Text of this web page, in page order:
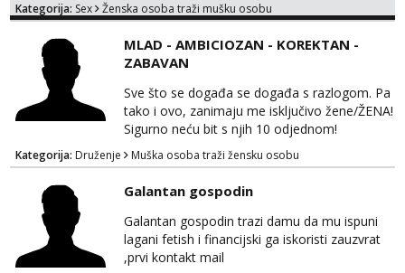
Procjeni jesi li ti taj .?! Ja bi jednog ali
guza ... Javi se 🔥Samo na mail.
Kategorija: Sex Ženska osoba traži mušku osobu
MLAD - AMBICIOZAN - KOREKTAN -
ZABAVAN
Sve što se događa se događa s razlogom. Pa
tako i ovo, zanimaju me isključivo žene/ŽENA!
Sigurno neću bit s njih 10 odjednom!
Kategorija: Druženje Muška osoba traži žensku osobu
Galantan gospodin
Galantan gospodin trazi damu da mu ispuni
lagani fetish i financijski ga iskoristi zauzvrat
,prvi kontakt mail